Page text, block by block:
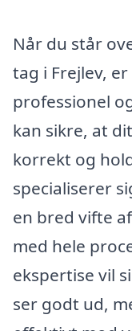
Når du står
tag i Frejlev,
professionel
kan sikre, at
korrekt og
specialiserer
en bred vifte
med hele
ekspertise vil
ser godt ud,